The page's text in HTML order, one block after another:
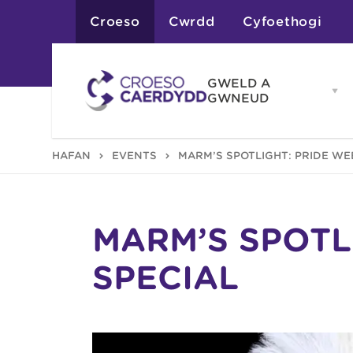
Croeso Cwrdd Cyfoethogi
GWELD A
GWNEUD
Atyniadau
HAFAN EVENTS MARM’S SPOTLIGHT: PRIDE
MARM’S
SPECIAL